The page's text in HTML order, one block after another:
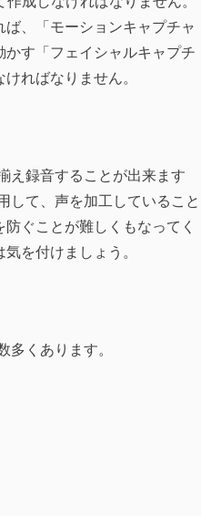
、「モーションキャプチャ
す「フェイシャルキャプチ
ればなりません。
え録音することが出来ます
して、声を加工していること
ぐことが難しくもなってく
を付けましょう。
くあります。